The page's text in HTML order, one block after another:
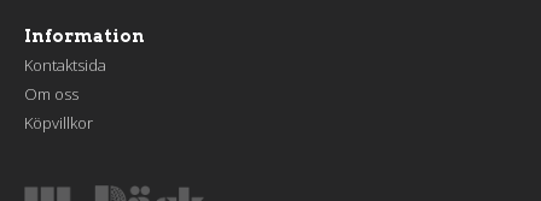
Information
Kontaktsida
Om oss
Köpvillkor